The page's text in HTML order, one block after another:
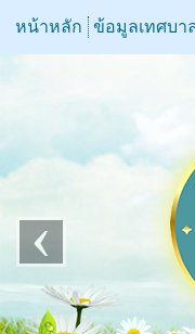
หน้าหลัก ข้อมูลเทศบา
‹